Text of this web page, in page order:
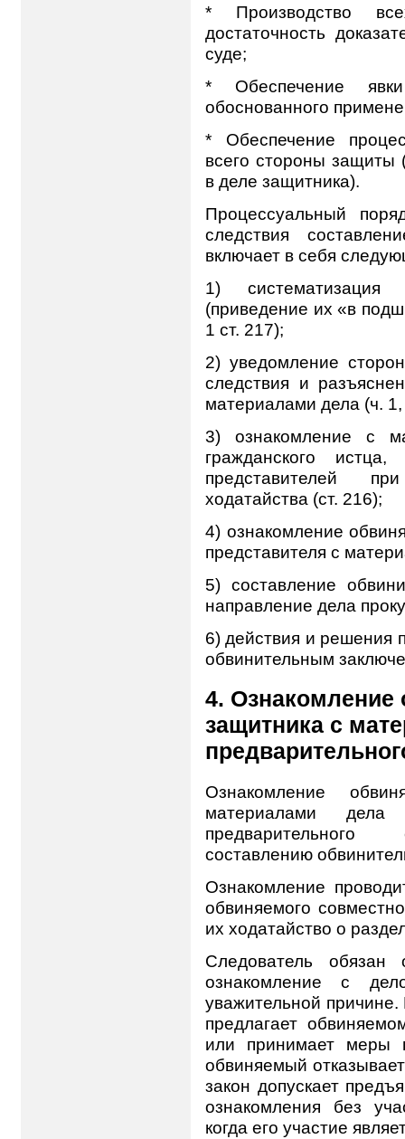
* Производство
достаточность
суде;
* Обеспечение
обоснованного
* Обеспечение
всего стороны защиты
в деле защитника).
Процессуальный
следствия
включает в себя
1) систематизация
(приведение их «в
1 ст. 217);
2) уведомление
следствия и
материалами дела (ч. 1,
3) ознакомление с
гражданского
представителей
ходатайства (ст. 216);
4) ознакомление
представителя с
5) составление
направление дела
6) действия и решения
обвинительным
4. Ознакомление
защитника с
Ознакомление
материалами дела
предварительного
составлению
Ознакомление
обвиняемого
их ходатайство о
Следователь
ознакомление с
уважительной причине.
предлагает
или принимает меры
обвиняемый
закон допускает
ознакомления без
когда его участие